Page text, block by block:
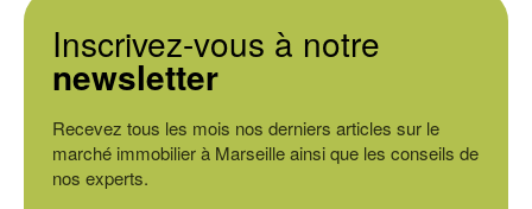
Inscrivez-vous à notre
newsletter
Recevez tous les mois nos derniers articles sur le
marché immobilier à Marseille ainsi que les conseils de
nos experts.